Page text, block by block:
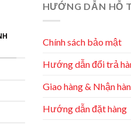
HƯỚNG DẪN HỖ
Chính sách bảo mật
Hướng dẫn đổi trả
Giao hàng & Nhận
Hướng dẫn đặt hàng